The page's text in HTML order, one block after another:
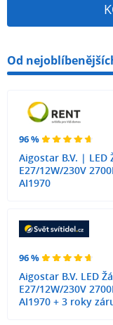
Od
96 %
Aigostar B.V. | LED
E27/12W/230V
AI1970
96 %
Aigostar B.V. LED
E27/12W/230V
AI1970 + 3 roky